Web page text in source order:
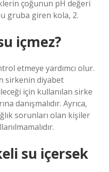
çoğunun pH değeri
gruba giren kola, 2.
içmez?
etmeye yardımcı olur.
sirkenin diyabet
için kullanılan sirke
danışmalıdır. Ayrıca,
sorunları olan kişiler
su içersek